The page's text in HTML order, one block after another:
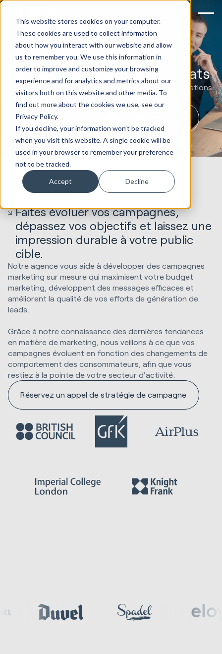
This website stores cookies on your computer.
These cookies are used to collect information
about how you interact with our website and allow
us to remember you. We use this information in
order to improve and customize your browsing
experience and for analytics and metrics about our
visitors both on this website and other media. To
find out more about the cookies we use, see our
Privacy Policy.
If you decline, your information won’t be tracked
when you visit this website. A single cookie will be
used in your browser to remember your preference
not to be tracked.
Accept Decline
Campagnes marketing
HubSpot axées sur les résultats
Faites évoluer la créativité, la stratégie et les opérations
de vos campagnes grâce à une gestion experte.
Réservez un appel de stratégie de campagne
Faites évoluer vos campagnes,
dépassez vos objectifs et laissez une
impression durable à votre public
cible.
Notre agence vous aide à développer des campagnes
marketing sur mesure qui maximisent votre budget
marketing, développent des messages efficaces et
améliorent la qualité de vos efforts de génération de
leads.
Grâce à notre connaissance des dernières tendances
en matière de marketing, nous veillons à ce que vos
campagnes évoluent en fonction des changements de
comportement des consommateurs, afin que vous
restiez à la pointe de votre secteur d'activité.
Réservez un appel de stratégie de campagne